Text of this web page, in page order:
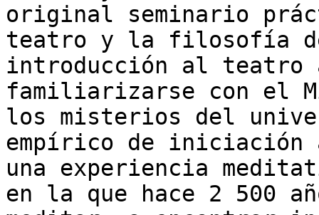
original seminario
teatro y la filosofía
introducción al teatro
familiarizarse con el
los misterios del
empírico de
una experiencia
en la que hace 2 500